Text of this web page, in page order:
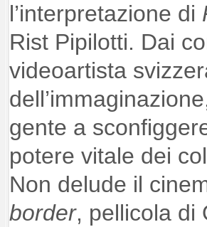
l’interpretazione di
Rist Pipilotti. Dai
videoartista
gente a
potere vitale dei
Non delude il
border, pellicola di